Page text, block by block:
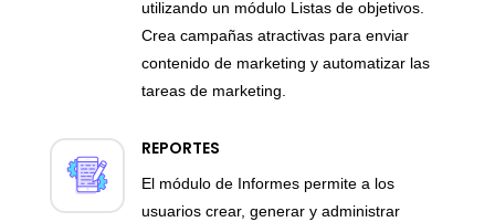
utilizando un módulo Listas de objetivos.
Crea campañas atractivas para enviar
contenido de marketing y automatizar las
tareas de marketing.
REPORTES
El módulo de Informes permite a los
usuarios crear, generar y administrar